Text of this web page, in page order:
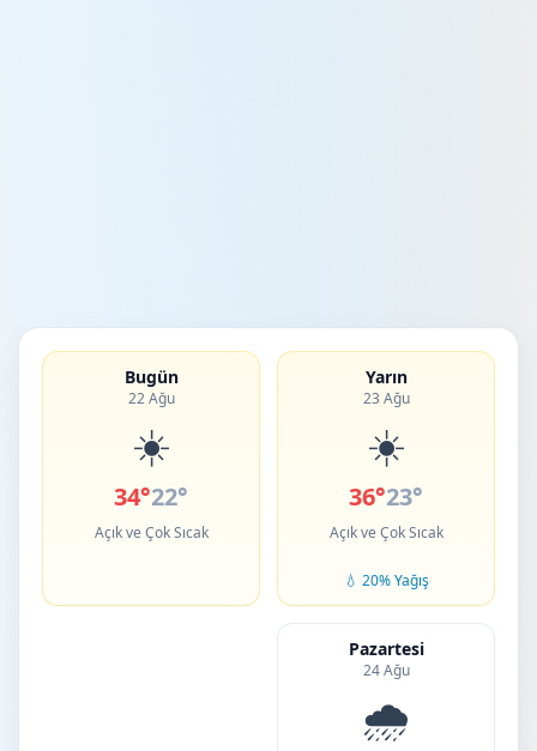
Bugün
22 Ağu
☀️
34°22°
Açık ve Çok Sıcak
Yarın
23 Ağu
☀️
36°23°
Açık ve Çok Sıcak
💧 20% Yağış
Pazartesi
24 Ağu
🌧️